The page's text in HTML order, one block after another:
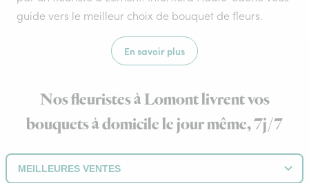
guide vers le meilleur choix de bouquet de fleurs.
En savoir plus
Nos fleuristes à Lomont livrent vos
bouquets à domicile le jour même, 7j/7